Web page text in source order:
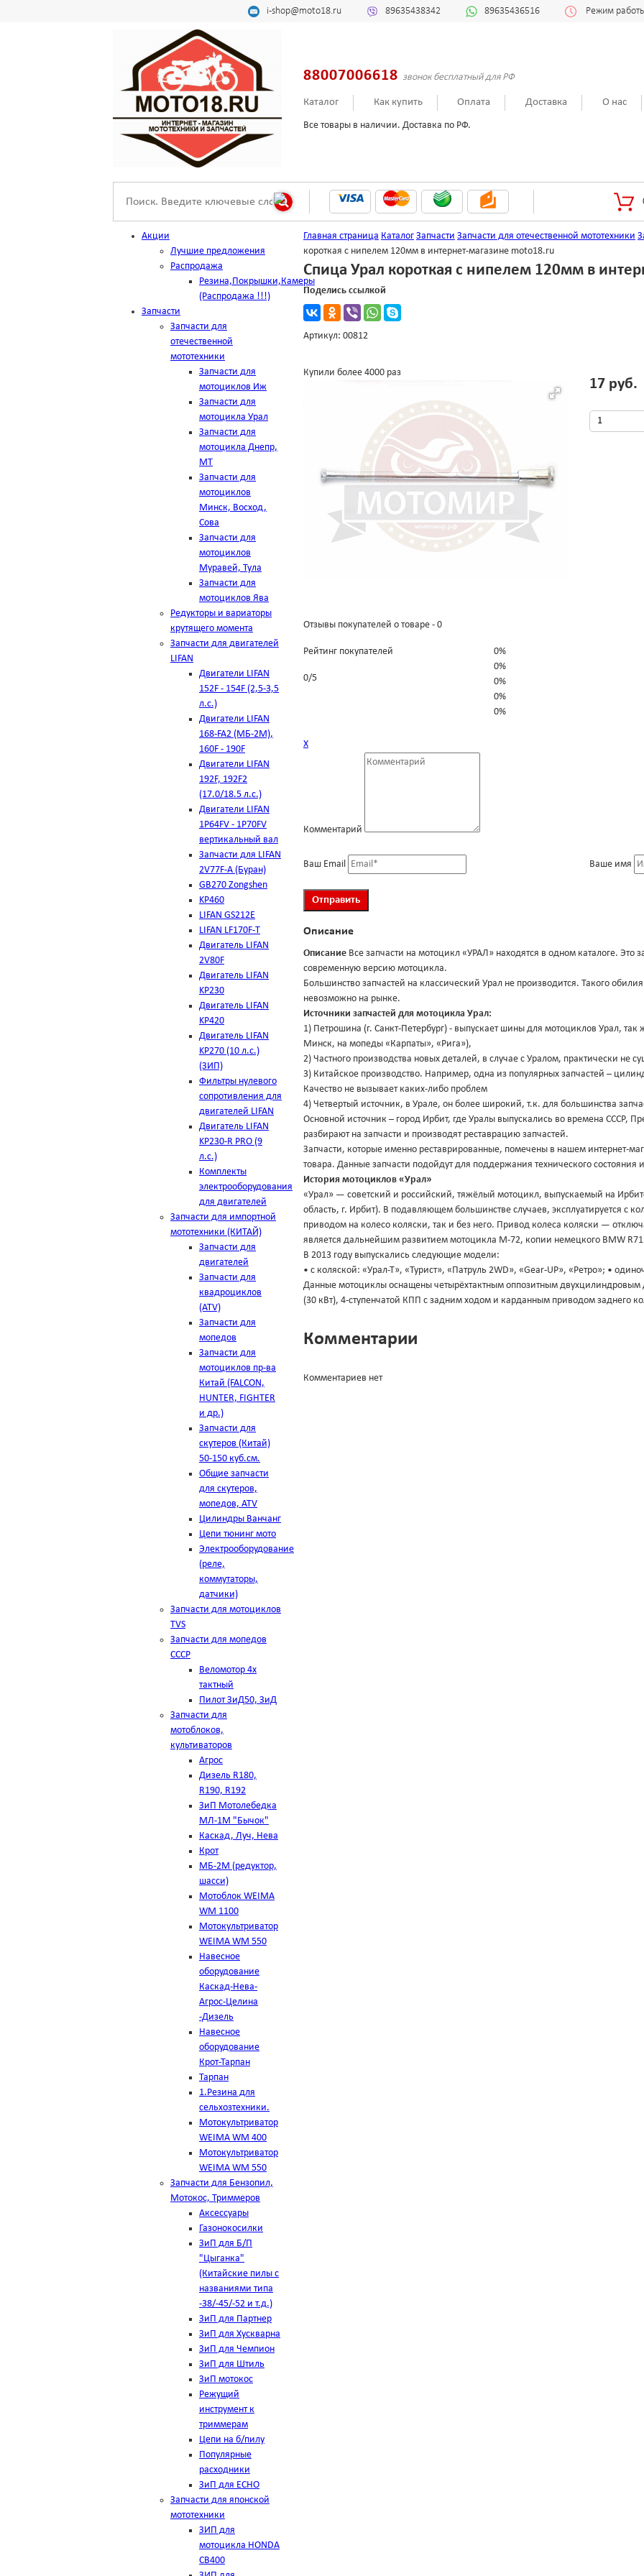
i-shop@moto18.ru 89635438342 89635436516 Режим
88007006618 звонок бесплатный для РФ
Каталог Как купить Оплата Доставка О нас
Все товары в наличии. Доставка по РФ.
Акции
Лучшие предложения
Распродажа
Резина,Покрышки,Камеры
(Распродажа !!!)
Запчасти
Запчасти для
отечественной
мототехники
Запчасти для
мотоциклов Иж
Запчасти для
мотоцикла Урал
Запчасти для
мотоцикла Днепр,
МТ
Запчасти для
мотоциклов
Минск, Восход,
Сова
Запчасти для
мотоциклов
Муравей, Тула
Запчасти для
мотоциклов Ява
Редукторы и вариаторы
крутящего момента
Запчасти для двигателей
LIFAN
Двигатели LIFAN
152F - 154F (2,5-3,5
л.с.)
Двигатели LIFAN
168-FA2 (МБ-2М),
160F - 190F
Двигатели LIFAN
192F, 192F2
(17.0/18.5 л.с.)
Двигатели LIFAN
1Р64FV - 1Р70FV
вертикальный вал
Запчасти для LIFAN
2V77F-A (Буран)
GB270 Zongshen
KP460
LIFAN GS212E
LIFAN LF170F-T
Двигатель LIFAN
2V80F
Двигатель LIFAN
KP230
Двигатель LIFAN
KP420
Двигатель LIFAN
KP270 (10 л.с.)
(ЗИП)
Фильтры нулевого
сопротивления для
двигателей LIFAN
Двигатель LIFAN
KP230-R PRO (9
л.с.)
Комплекты
электрооборудования
для двигателей
Запчасти для импортной
мототехники (КИТАЙ)
Запчасти для
двигателей
Запчасти для
квадроциклов
(ATV)
Запчасти для
мопедов
Запчасти для
мотоциклов пр-ва
Китай (FALCON,
HUNTER, FIGHTER
и др.)
Запчасти для
скутеров (Китай)
50-150 куб.см.
Общие запчасти
для скутеров,
мопедов, ATV
Цилиндры Ванчанг
Цепи тюнинг мото
Электрооборудование
(реле,
коммутаторы,
датчики)
Запчасти для мотоциклов
TVS
Запчасти для мопедов
СССР
Веломотор 4х
тактный
Пилот ЗиД50, ЗиД
Запчасти для
мотоблоков,
культиваторов
Агрос
Дизель R180,
R190, R192
ЗиП Мотолебедка
МЛ-1М "Бычок"
Каскад, Луч, Нева
Крот
МБ-2М (редуктор,
шасси)
Мотоблок WEIMA
WM 1100
Мотокультриватор
WEIMA WM 550
Навесное
оборудование
Каскад-Нева-
Агрос-Целина
-Дизель
Навесное
оборудование
Крот-Тарпан
Тарпан
1.Резина для
сельхозтехники.
Мотокультриватор
WEIMA WM 400
Мотокультриватор
WEIMA WM 550
Запчасти для Бензопил,
Мотокос, Триммеров
Аксессуары
Газонокосилки
ЗиП для Б/П
"Цыганка"
(Китайские пилы с
названиями типа
-38/-45/-52 и т.д.)
ЗиП для Партнер
ЗиП для Хускварна
ЗиП для Чемпион
ЗиП для Штиль
ЗиП мотокос
Режущий
инструмент к
триммерам
Цепи на б/пилу
Популярные
расходники
ЗиП для ЕСНО
Запчасти для японской
мототехники
ЗИП для
мотоцикла HONDA
CB400
Главная страница Каталог Запчасти Запчасти для отечественной мототехники
короткая с нипелем 120мм в интернет-магазине moto18.ru
Спица Урал короткая с нипелем 120мм в
Поделись ссылкой
Артикул: 00812
Купили более 4000 раз
17 руб.
Отзывы покупателей о товаре - 0
Рейтинг покупателей
0/5
0%
0%
0%
0%
0%
Х
Комментарий
Ваш Email Ваше имя
Описание
Описание Все запчасти на мотоцикл «УРАЛ» находятся в одном каталоге. Это
современную версию мотоцикла.
Большинство запчастей на классический Урал не производится. Такого
невозможно на рынке.
Источники запчастей для мотоцикла Урал:
1) Петрошина (г. Санкт-Петербург) - выпускает шины для мотоциклов Урал,
Минск, на мопеды «Карпаты», «Рига»),
2) Частного производства новых деталей, в случае с Уралом, практически не
3) Китайское производство. Например, одна из популярных запчастей –
Качество не вызывает каких-либо проблем
4) Четвертый источник, в Урале, он более широкий, т.к. для большинства
Основной источник – город Ирбит, где Уралы выпускались во времена СССР,
разбирают на запчасти и производят реставрацию запчастей.
Запчасти, которые именно реставрированные, помечены в нашем интернет-
товара. Данные запчасти подойдут для поддержания технического состояния
История мотоциклов «Урал»
«Урал» — советский и российский, тяжёлый мотоцикл, выпускаемый на
область, г. Ирбит). В подавляющем большинстве случаев, эксплуатируется с
приводом на колесо коляски, так и без него. Привод колеса коляски —
является дальнейшим развитием мотоцикла М-72, копии немецкого BMW
В 2013 году выпускались следующие модели:
• с коляской: «Урал-Т», «Турист», «Патруль 2WD», «Gear-UP», «Ретро»; •
Данные мотоциклы оснащены четырёхтактным оппозитным
(30 кВт), 4-ступенчатой КПП с задним ходом и карданным приводом заднего
Комментарии
Комментариев нет